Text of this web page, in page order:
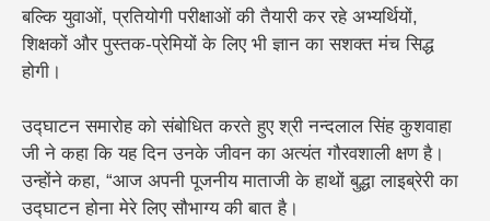
बल्कि युवाओं, प्रतियोगी परीक्षाओं की तैयारी कर रहे अभ्यर्थियों,
शिक्षकों और पुस्तक-प्रेमियों के लिए भी ज्ञान का सशक्त मंच सिद्ध
होगी।
उद्घाटन समारोह को संबोधित करते हुए श्री नन्दलाल सिंह कुशवाहा
जी ने कहा कि यह दिन उनके जीवन का अत्यंत गौरवशाली क्षण है।
उन्होंने कहा, “आज अपनी पूजनीय माताजी के हाथों बुद्धा लाइब्रेरी का
उद्घाटन होना मेरे लिए सौभाग्य की बात है।